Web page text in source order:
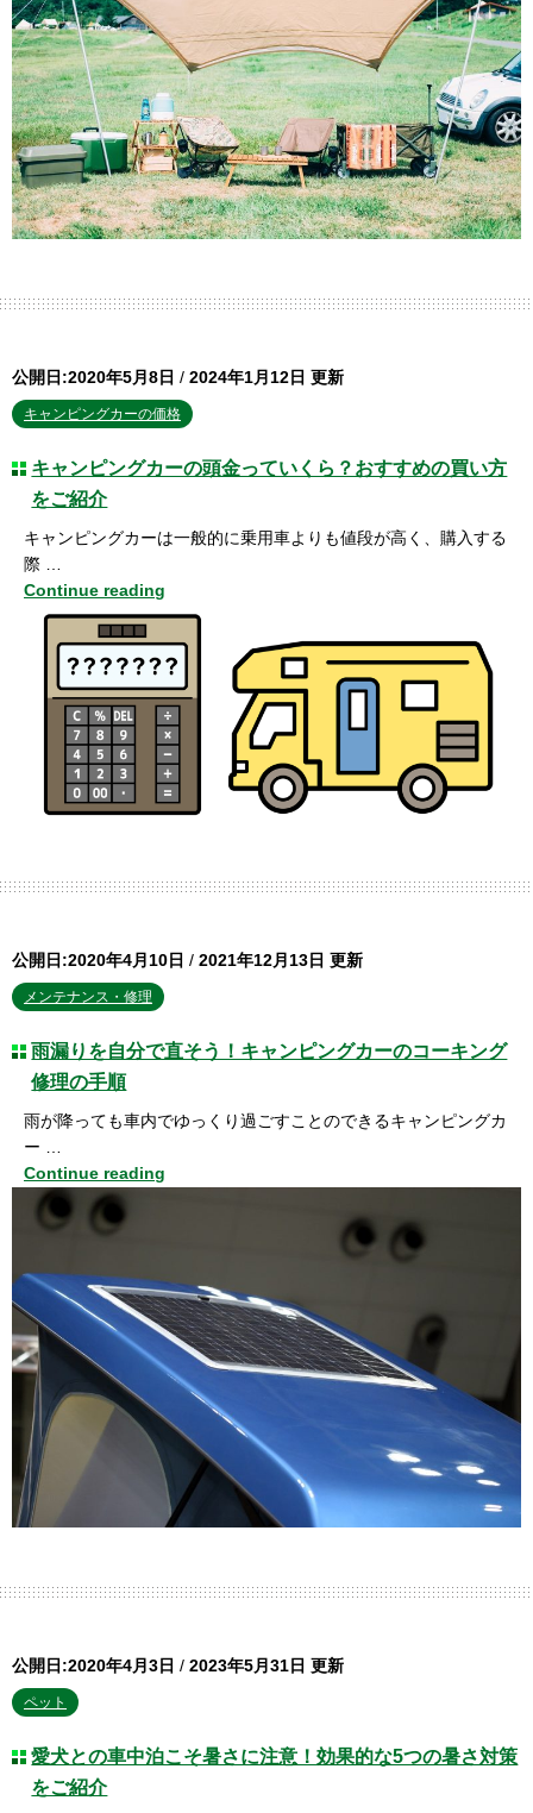
公開日:2020年5月8日 / 2024年1月12日 更新
キャンピングカーの価格
キャンピングカーの頭金っていくら？おすすめの買い方
をご紹介
キャンピングカーは一般的に乗用車よりも値段が高く、購入する
際 …
Continue reading
公開日:2020年4月10日 / 2021年12月13日 更新
メンテナンス・修理
雨漏りを自分で直そう！キャンピングカーのコーキング
修理の手順
雨が降っても車内でゆっくり過ごすことのできるキャンピングカ
ー …
Continue reading
公開日:2020年4月3日 / 2023年5月31日 更新
ペット
愛犬との車中泊こそ暑さに注意！効果的な5つの暑さ対策
をご紹介